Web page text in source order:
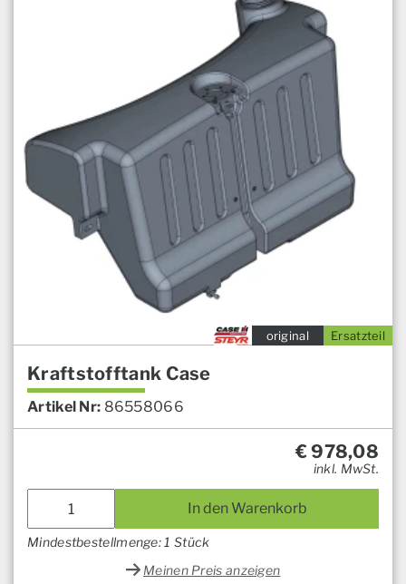
Ersatzteil
original
Kraftstofftank Case
Artikel Nr: 86558066
€978,08
inkl. MwSt.
In den Warenkorb
Mindestbestellmenge: 1 Stück
Meinen Preis anzeigen